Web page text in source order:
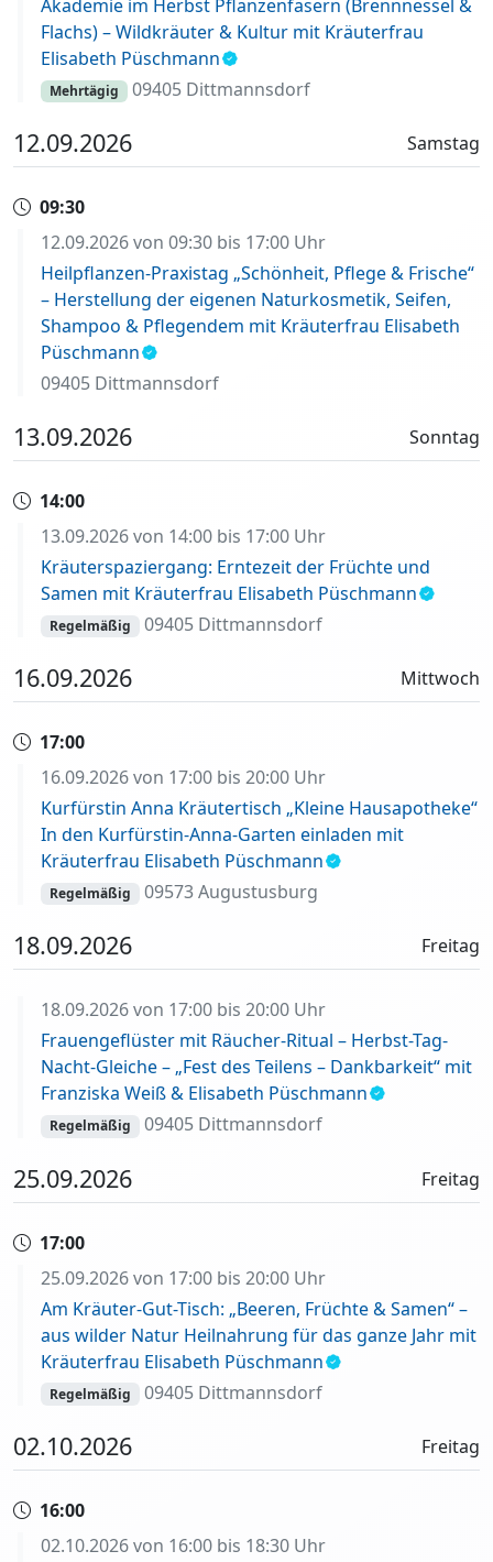
Akademie im Herbst Pflanzenfasern (Brennnessel &
Flachs) – Wildkräuter & Kultur mit Kräuterfrau
Elisabeth Püschmann
Mehrtägig 09405 Dittmannsdorf
12.09.2026 Samstag
09:30
12.09.2026 von 09:30 bis 17:00 Uhr
Heilpflanzen-Praxistag „Schönheit, Pflege & Frische“
– Herstellung der eigenen Naturkosmetik, Seifen,
Shampoo & Pflegendem mit Kräuterfrau Elisabeth
Püschmann
09405 Dittmannsdorf
13.09.2026 Sonntag
14:00
13.09.2026 von 14:00 bis 17:00 Uhr
Kräuterspaziergang: Erntezeit der Früchte und
Samen mit Kräuterfrau Elisabeth Püschmann
Regelmäßig 09405 Dittmannsdorf
16.09.2026 Mittwoch
17:00
16.09.2026 von 17:00 bis 20:00 Uhr
Kurfürstin Anna Kräutertisch „Kleine Hausapotheke“
In den Kurfürstin-Anna-Garten einladen mit
Kräuterfrau Elisabeth Püschmann
Regelmäßig 09573 Augustusburg
18.09.2026 Freitag
18.09.2026 von 17:00 bis 20:00 Uhr
Frauengeflüster mit Räucher-Ritual – Herbst-Tag-
Nacht-Gleiche – „Fest des Teilens – Dankbarkeit“ mit
Franziska Weiß & Elisabeth Püschmann
Regelmäßig 09405 Dittmannsdorf
25.09.2026 Freitag
17:00
25.09.2026 von 17:00 bis 20:00 Uhr
Am Kräuter-Gut-Tisch: „Beeren, Früchte & Samen“ –
aus wilder Natur Heilnahrung für das ganze Jahr mit
Kräuterfrau Elisabeth Püschmann
Regelmäßig 09405 Dittmannsdorf
02.10.2026 Freitag
16:00
02.10.2026 von 16:00 bis 18:30 Uhr